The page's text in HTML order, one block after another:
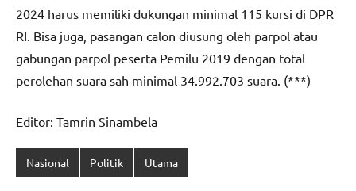
2024 harus memiliki dukungan minimal 115 kursi di DPR
RI. Bisa juga, pasangan calon diusung oleh parpol atau
gabungan parpol peserta Pemilu 2019 dengan total
perolehan suara sah minimal 34.992.703 suara. (***)
Editor: Tamrin Sinambela
Nasional Politik Utama